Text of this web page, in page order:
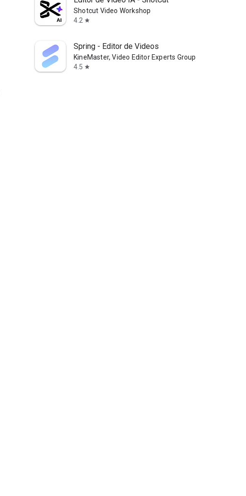
Shotcut Video Workshop
4.2 star
Spring - Editor de Videos
KineMaster, Video Editor Experts Group
4.5 star